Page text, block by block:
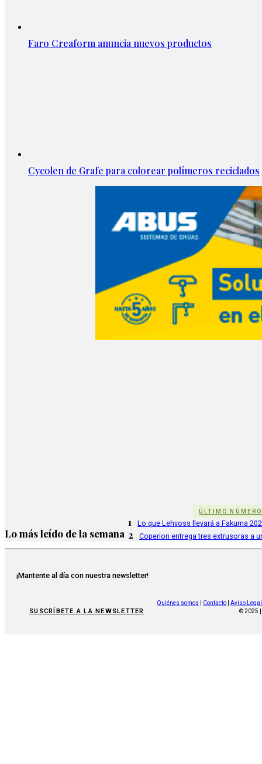
Faro Creaform anuncia nuevos productos
Cycolen de Grafe para colorear polímeros reciclados
ÚLTIMO NÚMERO
Lo más leído de la semana
1 Lo que Lehvoss llevará a Fakuma
2 Coperion entrega tres extrusoras a
¡Mantente al día con nuestra newsletter!
SUSCRÍBETE A LA NEWSLETTER
Quiénes somos Contacto
Aviso Legal
© 2025